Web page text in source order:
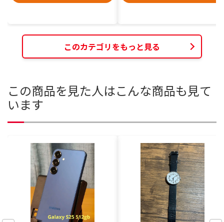
このカテゴリをもっと見る
この商品を見た人はこんな商品も見て
います